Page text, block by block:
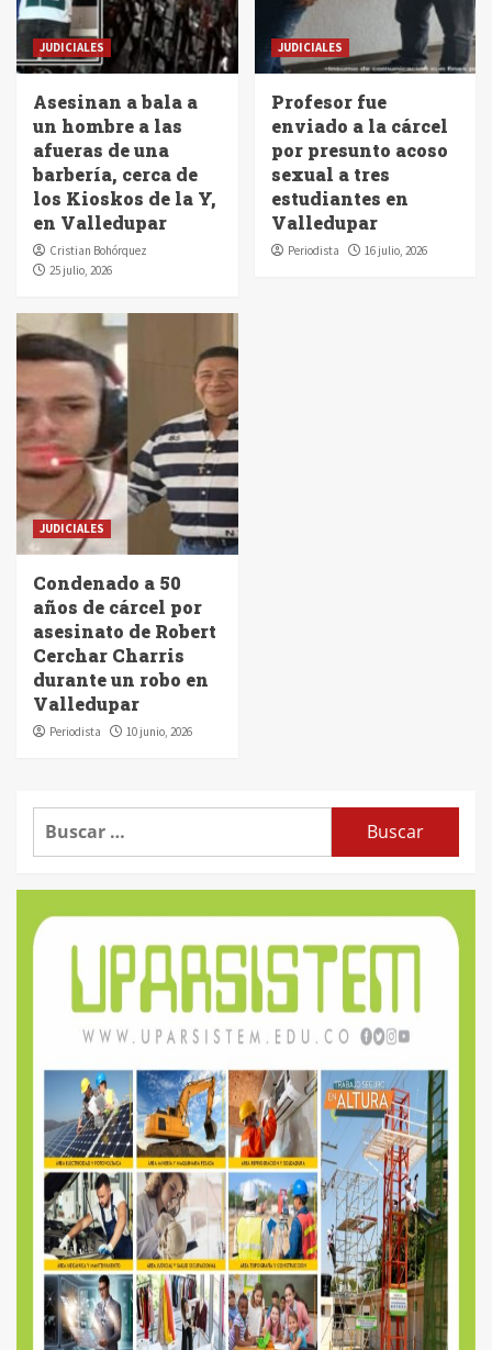
JUDICIALES
Asesinan a bala a
un hombre a las
afueras de una
barbería, cerca de
los Kioskos de la Y,
en Valledupar
Cristian Bohórquez
25 julio, 2026
JUDICIALES
Profesor fue
enviado a la cárcel
por presunto acoso
sexual a tres
estudiantes en
Valledupar
Periodista 16 julio, 2026
JUDICIALES
Condenado a 50
años de cárcel por
asesinato de Robert
Cerchar Charris
durante un robo en
Valledupar
Periodista 10 junio, 2026
Buscar: